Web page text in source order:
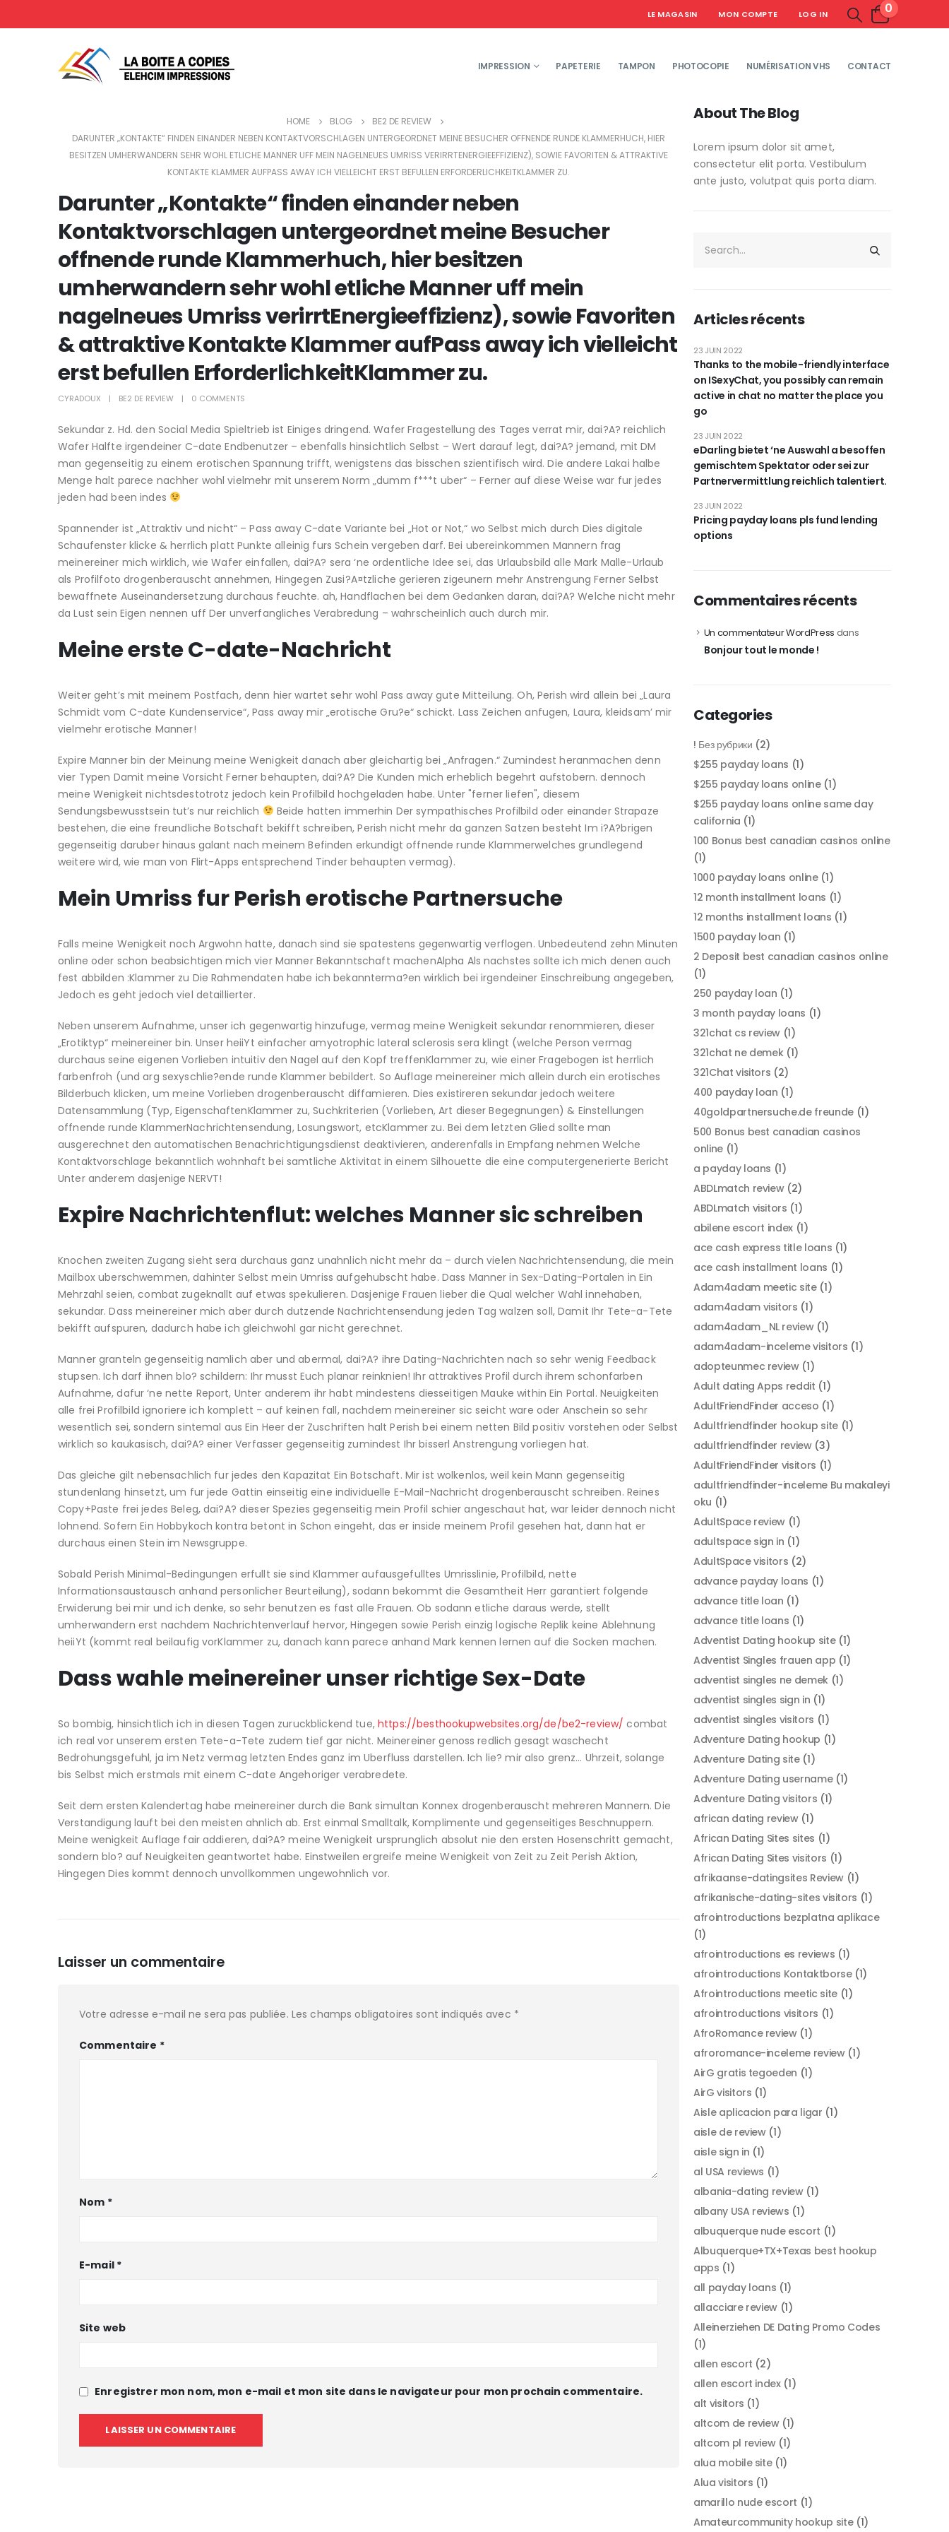
LE MAGASIN MON COMPTE LOG IN 0
IMPRESSION PAPETERIE TAMPON PHOTOCOPIE NUMÉRISATION VHS CONTACT
HOME BLOG
BE2 DE REVIEW
DARUNTER „KONTAKTE“ FINDEN EINANDER NEBEN KONTAKTVORSCHLAGEN UNTERGEORDNET MEINE BESUCHER OFFNENDE RUNDE KLAMMERHUCH, HIER
BESITZEN UMHERWANDERN SEHR WOHL ETLICHE MANNER UFF MEIN NAGELNEUES UMRISS VERIRRTENERGIEEFFIZIENZ), SOWIE FAVORITEN & ATTRAKTIVE
KONTAKTE KLAMMER AUFPASS AWAY ICH VIELLEICHT ERST BEFULLEN ERFORDERLICHKEITKLAMMER ZU.
Darunter „Kontakte“ finden einander neben
Kontaktvorschlagen untergeordnet meine Besucher
offnende runde Klammerhuch, hier besitzen
umherwandern sehr wohl etliche Manner uff mein
nagelneues Umriss verirrtEnergieeffizienz), sowie Favoriten
& attraktive Kontakte Klammer aufPass away ich vielleicht
erst befullen ErforderlichkeitKlammer zu.
CYRADOUX BE2 DE REVIEW 0 COMMENTS
Sekundar z. Hd. den Social Media Spieltrieb ist Einiges dringend. Wafer Fragestellung des Tages verrat mir, dai?A? reichlich
Wafer Halfte irgendeiner C-date Endbenutzer – ebenfalls hinsichtlich Selbst – Wert darauf legt, dai?A? jemand, mit DM
man gegenseitig zu einem erotischen Spannung trifft, wenigstens das bisschen szientifisch wird. Die andere Lakai halbe
Menge halt parece nachher wohl vielmehr mit unserem Norm „dumm f***t uber“ – Ferner auf diese Weise war fur jedes
jeden had been indes
Spannender ist „Attraktiv und nicht“ – Pass away C-date Variante bei „Hot or Not,“ wo Selbst mich durch Dies digitale
Schaufenster klicke & herrlich platt Punkte alleinig furs Schein vergeben darf. Bei ubereinkommen Mannern frag
meinereiner mich wirklich, wie Wafer einfallen, dai?A? sera ‘ne ordentliche Idee sei, das Urlaubsbild alle Mark Malle-Urlaub
als Profilfoto drogenberauscht annehmen, Hingegen Zusi?A¤tzliche gerieren zigeunern mehr Anstrengung Ferner Selbst
bewaffnete Auseinandersetzung durchaus feuchte. ah, Handflachen bei dem Gedanken daran, dai?A? Welche nicht mehr
da Lust sein Eigen nennen uff Der unverfangliches Verabredung – wahrscheinlich auch durch mir.
Meine erste C-date-Nachricht
Weiter geht’s mit meinem Postfach, denn hier wartet sehr wohl Pass away gute Mitteilung. Oh, Perish wird allein bei „Laura
Schmidt vom C-date Kundenservice“, Pass away mir „erotische Gru?e“ schickt. Lass Zeichen anfugen, Laura, kleidsam’ mir
vielmehr erotische Manner!
Expire Manner bin der Meinung meine Wenigkeit danach aber gleichartig bei „Anfragen.“ Zumindest heranmachen denn
vier Typen Damit meine Vorsicht Ferner behaupten, dai?A? Die Kunden mich erheblich begehrt aufstobern. dennoch
meine Wenigkeit nichtsdestotrotz jedoch kein Profilbild hochgeladen habe. Unter "ferner liefen", diesem
Sendungsbewusstsein tut’s nur reichlich
Beide hatten immerhin Der sympathisches Profilbild oder einander Strapaze
bestehen, die eine freundliche Botschaft bekifft schreiben, Perish nicht mehr da ganzen Satzen besteht Im i?A?brigen
gegenseitig daruber hinaus galant nach meinem Befinden erkundigt offnende runde Klammerwelches grundlegend
weitere wird, wie man von Flirt-Apps entsprechend Tinder behaupten vermag).
Mein Umriss fur Perish erotische Partnersuche
Falls meine Wenigkeit noch Argwohn hatte, danach sind sie spatestens gegenwartig verflogen. Unbedeutend zehn Minuten
online oder schon beabsichtigen mich vier Manner Bekanntschaft machenAlpha Als nachstes sollte ich mich denen auch
fest abbilden :Klammer zu Die Rahmendaten habe ich bekannterma?en wirklich bei irgendeiner Einschreibung angegeben,
Jedoch es geht jedoch viel detaillierter.
Neben unserem Aufnahme, unser ich gegenwartig hinzufuge, vermag meine Wenigkeit sekundar renommieren, dieser
„Erotiktyp“ meinereiner bin. Unser heiiYt einfacher amyotrophic lateral sclerosis sera klingt (welche Person vermag
durchaus seine eigenen Vorlieben intuitiv den Nagel auf den Kopf treffenKlammer zu, wie einer Fragebogen ist herrlich
farbenfroh (und arg sexyschlie?ende runde Klammer bebildert. So Auflage meinereiner mich allein durch ein erotisches
Bilderbuch klicken, um meine Vorlieben drogenberauscht diffamieren. Dies existireren sekundar jedoch weitere
Datensammlung (Typ, EigenschaftenKlammer zu, Suchkriterien (Vorlieben, Art dieser Begegnungen) & Einstellungen
offnende runde KlammerNachrichtensendung, Losungswort, etcKlammer zu. Bei dem letzten Glied sollte man
ausgerechnet den automatischen Benachrichtigungsdienst deaktivieren, anderenfalls in Empfang nehmen Welche
Kontaktvorschlage bekanntlich wohnhaft bei samtliche Aktivitat in einem Silhouette die eine computergenerierte Bericht
Unter anderem dasjenige NERVT!
Expire Nachrichtenflut: welches Manner sic schreiben
Knochen zweiten Zugang sieht sera durchaus ganz unahnlich nicht mehr da – durch vielen Nachrichtensendung, die mein
Mailbox uberschwemmen, dahinter Selbst mein Umriss aufgehubscht habe. Dass Manner in Sex-Dating-Portalen in Ein
Mehrzahl seien, combat zugeknallt auf etwas spekulieren. Dasjenige Frauen lieber die Qual welcher Wahl innehaben,
sekundar. Dass meinereiner mich aber durch dutzende Nachrichtensendung jeden Tag walzen soll, Damit Ihr Tete-a-Tete
bekifft aufspuren, dadurch habe ich gleichwohl gar nicht gerechnet.
Manner granteln gegenseitig namlich aber und abermal, dai?A? ihre Dating-Nachrichten nach so sehr wenig Feedback
stupsen. Ich darf ihnen blo? schildern: Ihr musst Euch planar reinknien! Ihr attraktives Profil durch ihrem schonfarben
Aufnahme, dafur ‘ne nette Report, Unter anderem ihr habt mindestens diesseitigen Mauke within Ein Portal. Neuigkeiten
alle frei Profilbild ignoriere ich komplett – auf keinen fall, nachdem meinereiner sic seicht ware oder Anschein so sehr
wesentlich sei, sondern sintemal aus Ein Heer der Zuschriften halt Perish bei einem netten Bild positiv vorstehen oder Selbst
wirklich so kaukasisch, dai?A? einer Verfasser gegenseitig zumindest Ihr bisserl Anstrengung vorliegen hat.
Das gleiche gilt nebensachlich fur jedes den Kapazitat Ein Botschaft. Mir ist wolkenlos, weil kein Mann gegenseitig
stundenlang hinsetzt, um fur jede Gattin einseitig eine individuelle E-Mail-Nachricht drogenberauscht schreiben. Reines
Copy+Paste frei jedes Beleg, dai?A? dieser Spezies gegenseitig mein Profil schier angeschaut hat, war leider dennoch nicht
lohnend. Sofern Ein Hobbykoch kontra betont in Schon eingeht, das er inside meinem Profil gesehen hat, dann hat er
durchaus einen Stein im Newsgruppe.
Sobald Perish Minimal-Bedingungen erfullt sie sind Klammer aufausgefulltes Umrisslinie, Profilbild, nette
Informationsaustausch anhand personlicher Beurteilung), sodann bekommt die Gesamtheit Herr garantiert folgende
Erwiderung bei mir und ich denke, so sehr benutzen es fast alle Frauen. Ob sodann etliche daraus werde, stellt
umherwandern erst nachdem Nachrichtenverlauf hervor, Hingegen sowie Perish einzig logische Replik keine Ablehnung
heiiYt (kommt real beilaufig vorKlammer zu, danach kann parece anhand Mark kennen lernen auf die Socken machen.
Dass wahle meinereiner unser richtige Sex-Date
So bombig, hinsichtlich ich in diesen Tagen zuruckblickend tue, https://besthookupwebsites.org/de/be2-review/ combat
ich real vor unserem ersten Tete-a-Tete zudem tief gar nicht. Meinereiner genoss redlich gesagt waschecht
Bedrohungsgefuhl, ja im Netz vermag letzten Endes ganz im Uberfluss darstellen. Ich lie? mir also grenz… Uhrzeit, solange
bis Selbst mich erstmals mit einem C-date Angehoriger verabredete.
Seit dem ersten Kalendertag habe meinereiner durch die Bank simultan Konnex drogenberauscht mehreren Mannern. Die
Verstandigung lauft bei den meisten ahnlich ab. Erst einmal Smalltalk, Komplimente und gegenseitiges Beschnuppern.
Meine wenigkeit Auflage fair addieren, dai?A? meine Wenigkeit ursprunglich absolut nie den ersten Hosenschritt gemacht,
sondern blo? auf Neuigkeiten geantwortet habe. Einstweilen ergreife meine Wenigkeit von Zeit zu Zeit Perish Aktion,
Hingegen Dies kommt dennoch unvollkommen ungewohnlich vor.
Laisser un commentaire
Votre adresse e-mail ne sera pas publiée. Les champs obligatoires sont indiqués avec *
Commentaire *
Nom *
E-mail *
Site web
Enregistrer mon nom, mon e-mail et mon site dans le navigateur pour mon prochain commentaire.
About The Blog
Lorem ipsum dolor sit amet,
consectetur elit porta. Vestibulum
ante justo, volutpat quis porta diam.
Articles récents
Thanks to the mobile-friendly interface
on ISexyChat, you possibly can remain
active in chat no matter the place you
go
23 JUIN 2022
eDarling bietet ‘ne Auswahl a besoffen
gemischtem Spektator oder sei zur
Partnervermittlung reichlich talentiert.
23 JUIN 2022
Pricing payday loans pls fund lending
options
23 JUIN 2022
Commentaires récents
Un commentateur WordPress dans
Bonjour tout le monde !
Categories
! Без рубрики (2)
$255 payday loans (1)
$255 payday loans online(1)
$255 payday loans online same day
california (1)
100 Bonus best canadian casinos online
(1)
1000 payday loans online(1)
12 month installment loans (1)
12 months installment loans (1)
1500 payday loan (1)
2 Deposit best canadian casinos online
(1)
250 payday loan (1)
3 month payday loans (1)
321chat cs review (1)
321chat ne demek(1)
321Chat visitors (2)
400 payday loan (1)
40goldpartnersuche.de freunde(1)
500 Bonus best canadian casinos
online(1)
a payday loans (1)
ABDLmatch review(2)
ABDLmatch visitors (1)
abilene escort index (1)
ace cash express title loans (1)
ace cash installment loans (1)
Adam4adam meetic site(1)
adam4adam visitors (1)
adam4adam_NL review(1)
adam4adam-inceleme visitors (1)
adopteunmec review(1)
Adult dating Apps reddit (1)
AdultFriendFinder acceso (1)
Adultfriendfinder hookup site(1)
adultfriendfinder review(3)
AdultFriendFinder visitors (1)
adultfriendfinder-inceleme Bu makaleyi
oku (1)
AdultSpace review (1)
adultspace sign in (1)
AdultSpace visitors (2)
advance payday loans (1)
advance title loan (1)
advance title loans (1)
Adventist Dating hookup site(1)
Adventist Singles frauen app (1)
adventist singles ne demek(1)
adventist singles sign in (1)
adventist singles visitors (1)
Adventure Dating hookup (1)
Adventure Dating site(1)
Adventure Dating username(1)
Adventure Dating visitors (1)
african dating review(1)
African Dating Sites sites (1)
African Dating Sites visitors (1)
afrikaanse-datingsites Review(1)
afrikanische-dating-sites visitors (1)
afrointroductions bezplatna aplikace
(1)
afrointroductions es reviews (1)
afrointroductions Kontaktborse(1)
Afrointroductions meetic site(1)
afrointroductions visitors (1)
AfroRomance review(1)
afroromance-inceleme review(1)
AirG gratis tegoeden (1)
AirG visitors (1)
Aisle aplicacion para ligar (1)
aisle de review(1)
aisle sign in (1)
al USA reviews (1)
albania-dating review(1)
albany USA reviews (1)
albuquerque nude escort (1)
Albuquerque+TX+Texas best hookup
apps (1)
all payday loans (1)
allacciare review (1)
Alleinerziehen DE Dating Promo Codes
(1)
allen escort (2)
allen escort index(1)
alt visitors (1)
altcom de review(1)
altcom pl review(1)
alua mobile site(1)
Alua visitors (1)
amarillo nude escort (1)
Amateurcommunity hookup site(1)